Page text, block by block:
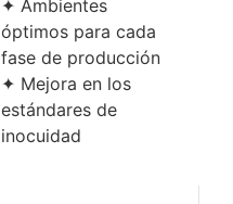
✦ Ambientes
óptimos para cada
fase de producción
✦ Mejora en los
estándares de
inocuidad